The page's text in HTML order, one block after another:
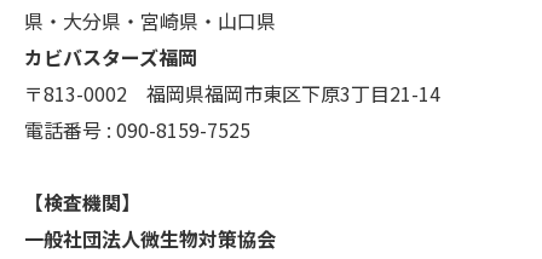
県・大分県・宮崎県・山口県
カビバスターズ福岡
〒813-0002 福岡県福岡市東区下原3丁目21-14
電話番号 : 090-8159-7525
【検査機関】
一般社団法人微生物対策協会